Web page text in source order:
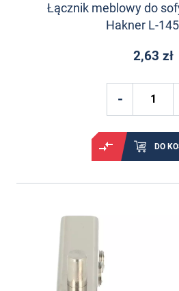
Łącznik meblowy do
Hakner L-
2,63 zł
DO